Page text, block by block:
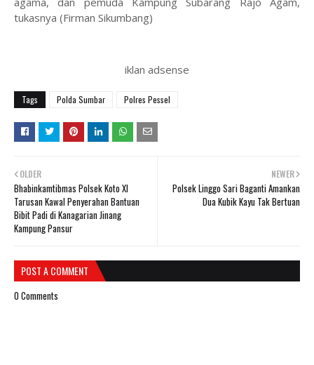
tukasnya (Firman Sikumbang)
iklan adsense
Tags Polda Sumbar Polres Pessel
NEWER
Polsek Linggo Sari Baganti Amankan
Dua Kubik Kayu Tak Bertuan
OLDER
Bhabinkamtibmas Polsek Koto XI
Tarusan Kawal Penyerahan Bantuan
Bibit Padi di Kanagarian Jinang
Kampung Pansur
POST A COMMENT
0 Comments